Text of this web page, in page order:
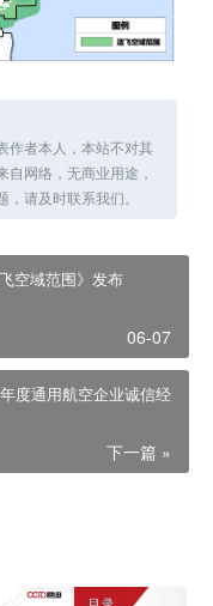
作者本人，本站不对其
网络，无商业用途，
请及时联系我们。
空域范围》发布
06-07
度通用航空企业诚信经
下一篇 »